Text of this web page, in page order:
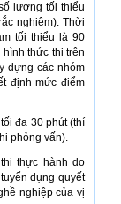
lượng tối thiểu
nghiệm). Thời
tối thiểu là 90
thức thi trên
dựng các nhóm
định mức điểm
đa 30 phút (thí
phỏng vấn).
thực hành do
dụng quyết
nghiệp của vị